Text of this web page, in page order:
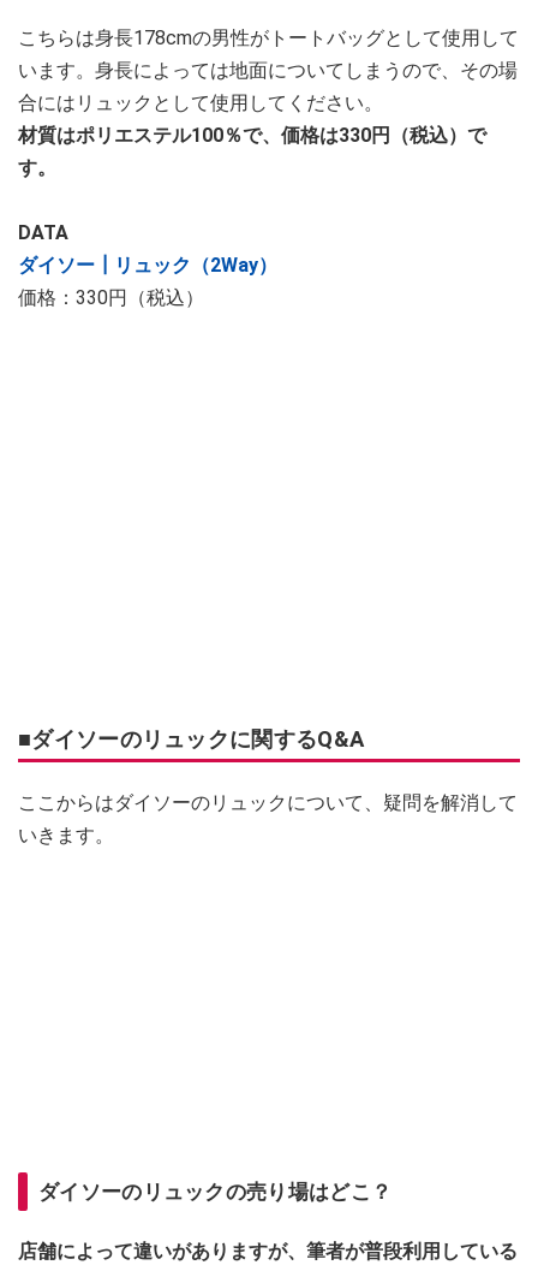
こちらは身長178cmの男性がトートバッグとして使用して
います。身長によっては地面についてしまうので、その場
合にはリュックとして使用してください。
材質はポリエステル100％で、価格は330円（税込）で
す。
DATA
ダイソー┃リュック（2Way）
価格：330円（税込）
■ダイソーのリュックに関するQ&A
ここからはダイソーのリュックについて、疑問を解消して
いきます。
ダイソーのリュックの売り場はどこ？
店舗によって違いがありますが、筆者が普段利用している